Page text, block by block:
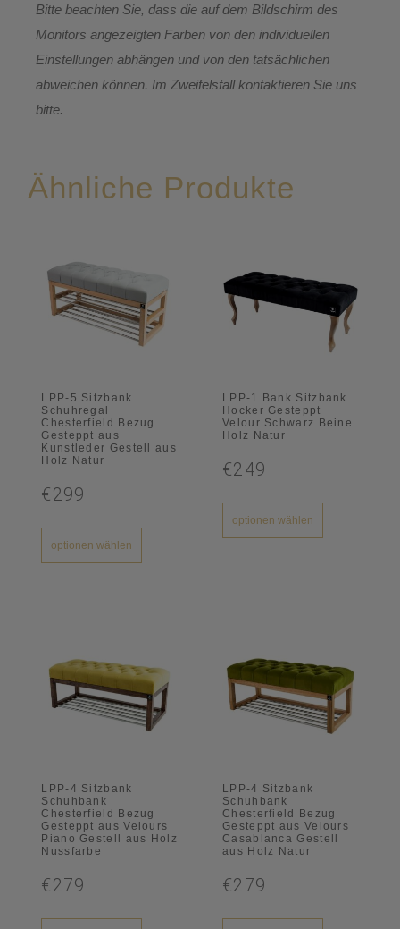
Bitte beachten Sie, dass die auf dem Bildschirm des
Monitors angezeigten Farben von den individuellen
Einstellungen abhängen und von den tatsächlichen
abweichen können. Im Zweifelsfall kontaktieren Sie uns
bitte.
Ähnliche Produkte
LPP-5 Sitzbank
Schuhregal
Chesterfield Bezug
Gesteppt aus
Kunstleder Gestell aus
Holz Natur
€299
optionen wählen
LPP-1 Bank Sitzbank
Hocker Gesteppt
Velour Schwarz Beine
Holz Natur
€249
optionen wählen
LPP-4 Sitzbank
Schuhbank
Chesterfield Bezug
Gesteppt aus Velours
Piano Gestell aus Holz
Nussfarbe
€279
LPP-4 Sitzbank
Schuhbank
Chesterfield Bezug
Gesteppt aus Velours
Casablanca Gestell
aus Holz Natur
€279